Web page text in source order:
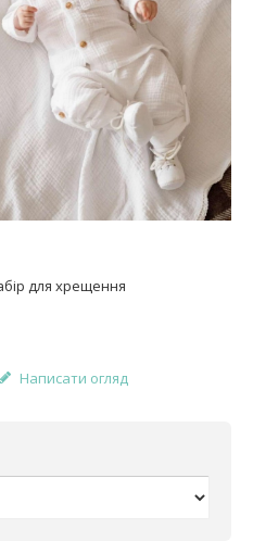
для хрещення
Написати огляд